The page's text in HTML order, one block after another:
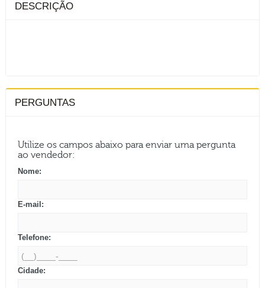
DESCRIÇÃO
PERGUNTAS
Utilize os campos abaixo para enviar uma pergunta
ao vendedor:
Nome:
E-mail:
Telefone:
Cidade: